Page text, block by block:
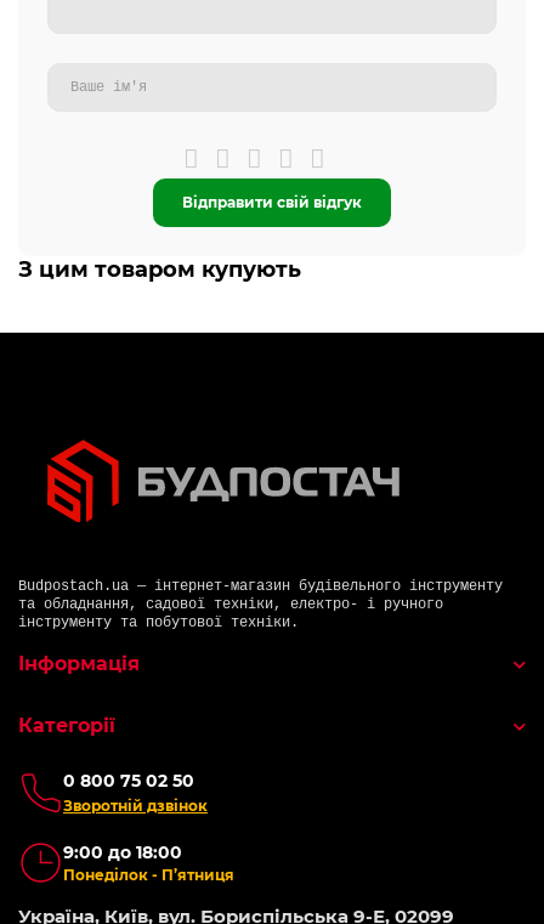
Відправити свій відгук
З цим товаром купують
Budpostach.ua — інтернет-магазин будівельного інструменту
та обладнання, садової техніки, електро- і ручного
інструменту та побутової техніки.
0 800 75 02 50
Зворотній дзвінок
9:00 до 18:00
Понеділок - П’ятниця
Україна, Київ, вул. Бориспільська 9-Е, 02099
Інформація
Категорії